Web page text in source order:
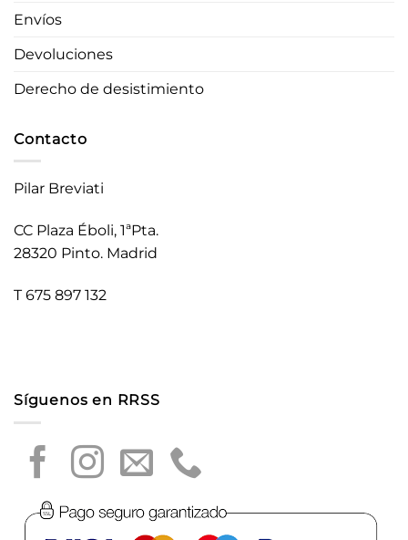
Envíos
Devoluciones
Derecho de desistimiento
Contacto
Pilar Breviati
CC Plaza Éboli, 1ªPta.
28320 Pinto. Madrid
T 675 897 132
Síguenos en RRSS